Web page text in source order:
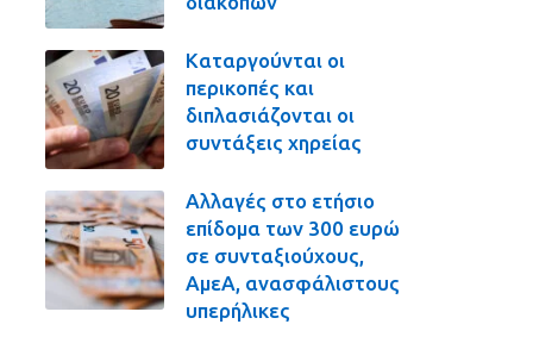
Καταργούνται οι
περικοπές και
διπλασιάζονται οι
συντάξεις χηρείας
Αλλαγές στο ετήσιο
επίδομα των 300 ευρώ
σε συνταξιούχους,
ΑμεΑ, ανασφάλιστους
υπερήλικες